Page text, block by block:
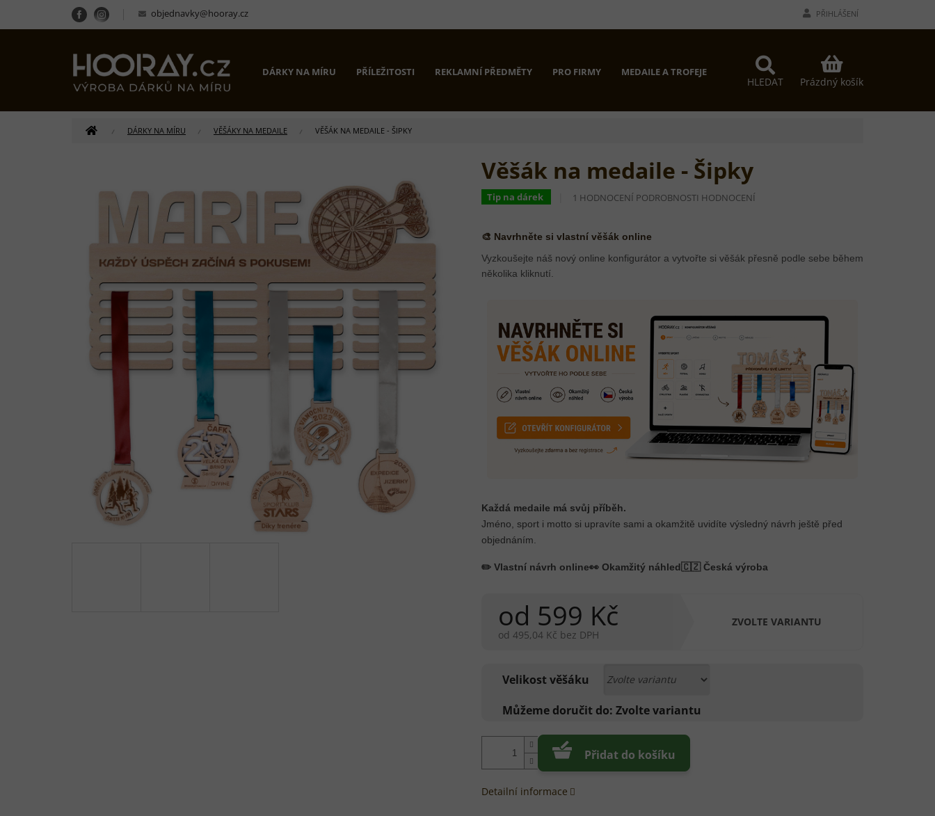
obsah
objednavky@hooray.cz PŘIHLÁŠENÍ
HLEDAT
NÁKUPNÍ
KOŠÍK
Prázdný košík
DÁRKY NA MÍRU PŘÍLEŽITOSTI REKLAMNÍ PŘEDMĚTY PRO FIRMY MEDAILE A TROFEJE PROČ MY? KONTAKTY
DOMŮ DÁRKY NA MÍRU VĚŠÁKY NA MEDAILE VĚŠÁK NA MEDAILE - ŠIPKY
Věšák na medaile - Šipky
Tip na dárek
PRŮMĚRNÉ
JE
5,0
Z
5
1 HODNOCENÍ PODROBNOSTI HODNOCENÍ
od 599 Kč
od 495,04 Kč bez DPH
ZVOLTE VARIANTU
Velikost věšáku
Můžeme doručit do: Zvolte variantu
Přidat do košíku
🎨 Navrhněte si vlastní věšák online
Vyzkoušejte náš nový online konfigurátor a vytvořte si věšák přesně podle sebe během
několika kliknutí.
Každá medaile má svůj příběh.
Jméno, sport i motto si upravíte sami a okamžitě uvidíte výsledný návrh ještě před
objednáním.
✏️ Vlastní návrh online👀 Okamžitý náhled 🇨🇿 Česká výroba
Detailní informace